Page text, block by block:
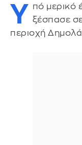
Υ πό μερικό
ξέσπασε
περιοχή